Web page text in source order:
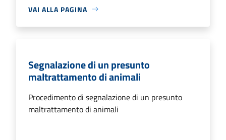
VAI ALLA PAGINA
Segnalazione di un presunto
maltrattamento di animali
Procedimento di segnalazione di un presunto
maltrattamento di animali